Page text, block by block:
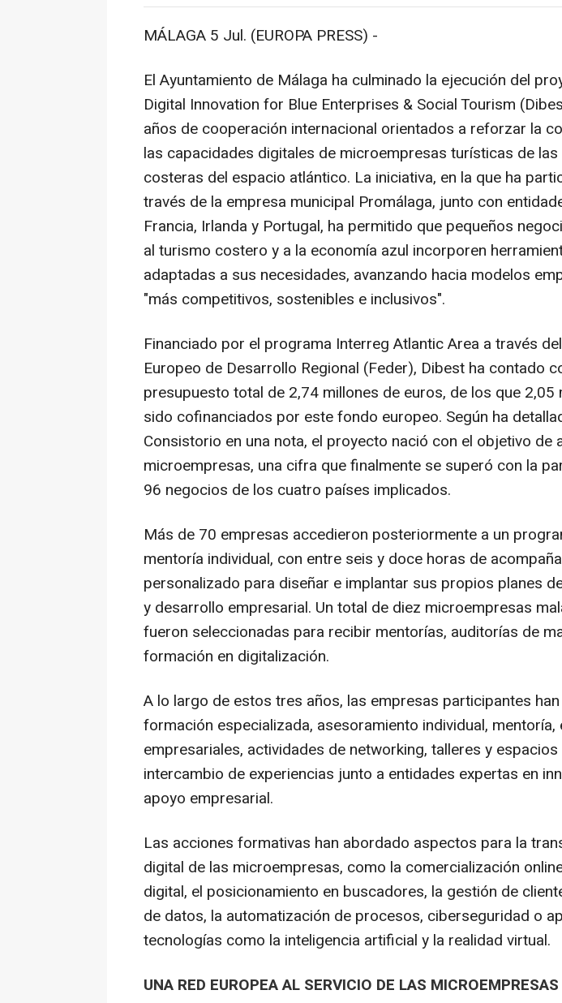
MÁLAGA 5 Jul. (EUROPA PRESS) -
El Ayuntamiento de Málaga ha culminado la ejecución del
Digital Innovation for Blue Enterprises & Social Tourism
años de cooperación internacional orientados a reforzar la
las capacidades digitales de microempresas turísticas de
costeras del espacio atlántico. La iniciativa, en la que ha
través de la empresa municipal Promálaga, junto con
Francia, Irlanda y Portugal, ha permitido que pequeños
al turismo costero y a la economía azul incorporen
adaptadas a sus necesidades, avanzando hacia modelos
"más competitivos, sostenibles e inclusivos".
Financiado por el programa Interreg Atlantic Area a través
Europeo de Desarrollo Regional (Feder), Dibest ha contado
presupuesto total de 2,74 millones de euros, de los que 2,05
sido cofinanciados por este fondo europeo. Según ha
Consistorio en una nota, el proyecto nació con el objetivo de
microempresas, una cifra que finalmente se superó con la
96 negocios de los cuatro países implicados.
Más de 70 empresas accedieron posteriormente a un
mentoría individual, con entre seis y doce horas de
personalizado para diseñar e implantar sus propios planes
y desarrollo empresarial. Un total de diez microempresas
fueron seleccionadas para recibir mentorías, auditorías de
formación en digitalización.
A lo largo de estos tres años, las empresas participantes
formación especializada, asesoramiento individual, mentoría,
empresariales, actividades de networking, talleres y
intercambio de experiencias junto a entidades expertas en
apoyo empresarial.
Las acciones formativas han abordado aspectos para la
digital de las microempresas, como la comercialización
digital, el posicionamiento en buscadores, la gestión de
de datos, la automatización de procesos, ciberseguridad o
tecnologías como la inteligencia artificial y la realidad virtual.
UNA RED EUROPEA AL SERVICIO DE LAS MICROEMPRESAS